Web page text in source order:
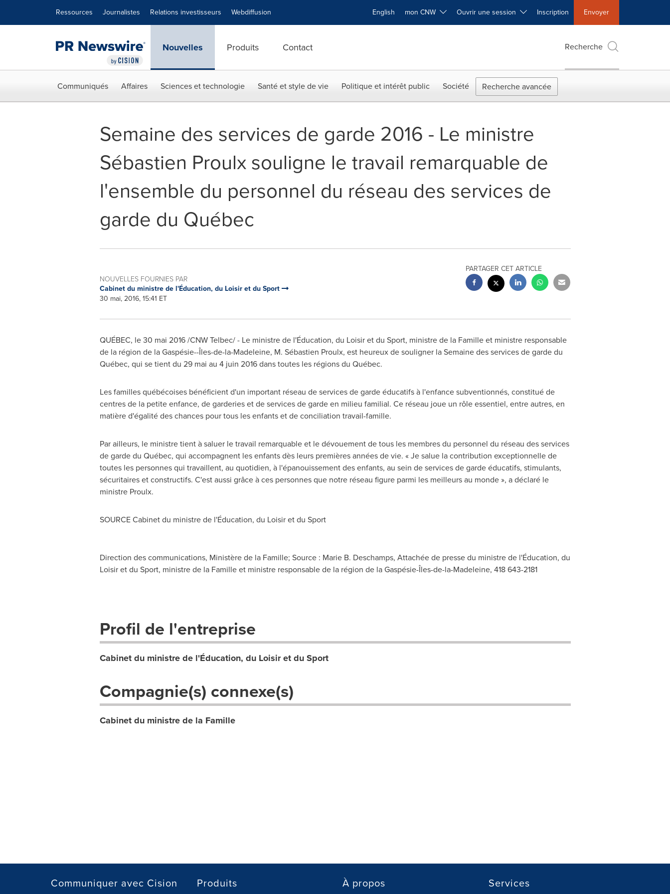
Ressources Journalistes Relations investisseurs Webdiffusion English mon CNW Ouvrir une session Inscription Envoyer
Nouvelles Produits Contact Recherche
Communiqués Affaires Sciences et technologie Santé et style de vie Politique et intérêt public Société Recherche avancée
Semaine des services de garde 2016 - Le ministre
Sébastien Proulx souligne le travail remarquable de
l'ensemble du personnel du réseau des services de
garde du Québec
NOUVELLES FOURNIES PAR
Cabinet du ministre de l'Éducation, du Loisir et du Sport
30 mai, 2016, 15:41 ET
PARTAGER CET ARTICLE
QUÉBEC, le 30 mai 2016 /CNW Telbec/ - Le ministre de l'Éducation, du Loisir et du Sport, ministre de la Famille et ministre responsable
de la région de la Gaspésie--Îles-de-la-Madeleine, M. Sébastien Proulx, est heureux de souligner la Semaine des services de garde du
Québec, qui se tient du 29 mai au 4 juin 2016 dans toutes les régions du Québec.
Les familles québécoises bénéficient d'un important réseau de services de garde éducatifs à l'enfance subventionnés, constitué de
centres de la petite enfance, de garderies et de services de garde en milieu familial. Ce réseau joue un rôle essentiel, entre autres, en
matière d'égalité des chances pour tous les enfants et de conciliation travail-famille.
Par ailleurs, le ministre tient à saluer le travail remarquable et le dévouement de tous les membres du personnel du réseau des services
de garde du Québec, qui accompagnent les enfants dès leurs premières années de vie. « Je salue la contribution exceptionnelle de
toutes les personnes qui travaillent, au quotidien, à l'épanouissement des enfants, au sein de services de garde éducatifs, stimulants,
sécuritaires et constructifs. C'est aussi grâce à ces personnes que notre réseau figure parmi les meilleurs au monde », a déclaré le
ministre Proulx.
SOURCE Cabinet du ministre de l'Éducation, du Loisir et du Sport
Direction des communications, Ministère de la Famille; Source : Marie B. Deschamps, Attachée de presse du ministre de l'Éducation, du
Loisir et du Sport, ministre de la Famille et ministre responsable de la région de la Gaspésie-Îles-de-la-Madeleine, 418 643-2181
Profil de l'entreprise
Cabinet du ministre de l'Éducation, du Loisir et du Sport
Compagnie(s) connexe(s)
Cabinet du ministre de la Famille
Communiquer avec Cision Produits À propos Services